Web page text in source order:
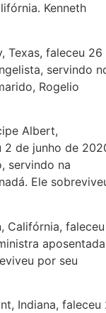
Kenneth
Texas, faleceu 26
servindo
Rogelio
Albert,
2 de junho de
servindo na
Ele
Califórnia,
por seu
Indiana, faleceu